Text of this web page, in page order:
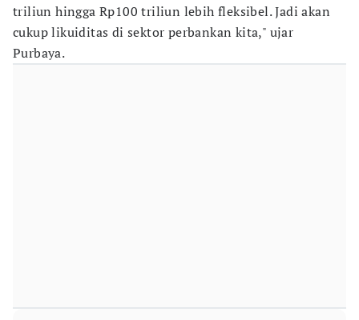
triliun hingga Rp100 triliun lebih fleksibel. Jadi akan
cukup likuiditas di sektor perbankan kita," ujar
Purbaya.